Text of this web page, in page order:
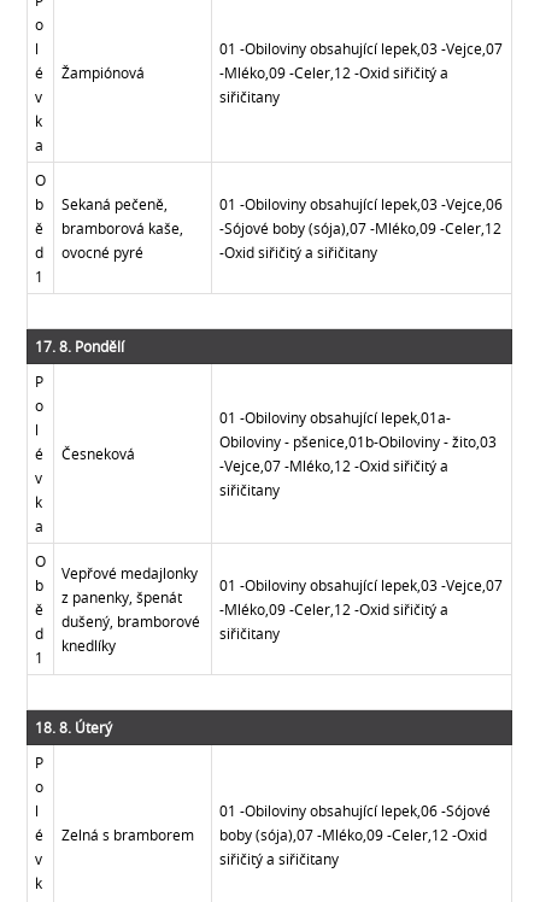
o
l
é
v
k
a
Žampiónová
01 -Obiloviny obsahující lepek,03 -Vejce,07
-Mléko,09 -Celer,12 -Oxid siřičitý a
siřičitany
O
b
ě
d
1
Sekaná pečeně,
bramborová kaše,
ovocné pyré
01 -Obiloviny obsahující lepek,03 -Vejce,06
-Sójové boby (sója),07 -Mléko,09 -Celer,12
-Oxid siřičitý a siřičitany
17. 8. Pondělí
P
o
l
é
v
k
a
Česneková
01 -Obiloviny obsahující lepek,01a-
Obiloviny - pšenice,01b-Obiloviny - žito,03
-Vejce,07 -Mléko,12 -Oxid siřičitý a
siřičitany
O
b
ě
d
1
Vepřové medajlonky
z panenky, špenát
dušený, bramborové
knedlíky
01 -Obiloviny obsahující lepek,03 -Vejce,07
-Mléko,09 -Celer,12 -Oxid siřičitý a
siřičitany
18. 8. Úterý
P
o
l
é
v
k
Zelná s bramborem
01 -Obiloviny obsahující lepek,06 -Sójové
boby (sója),07 -Mléko,09 -Celer,12 -Oxid
siřičitý a siřičitany